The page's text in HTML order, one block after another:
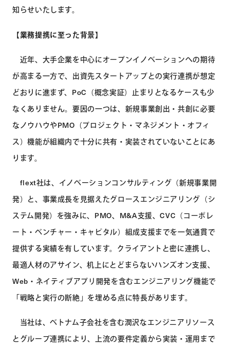
知らせいたします。
【業務提携に至った背景】
近年、大手企業を中心にオープンイノベーションへの期待
が高まる一方で、出資先スタートアップとの実行連携が想定
どおりに進まず、PoC（概念実証）止まりとなるケースも少
なくありません。要因の一つは、新規事業創出・共創に必要
なノウハウやPMO（プロジェクト・マネジメント・オフィ
ス）機能が組織内で十分に共有・実装されていないことにあ
ります。
flext社は、イノベーションコンサルティング（新規事業開
発）と、事業成長を見据えたグロースエンジニアリング（シ
ステム開発）を強みに、PMO、M&A支援、CVC（コーポレ
ート・ベンチャー・キャピタル）組成支援までを一気通貫で
提供する実績を有しています。クライアントと密に連携し、
最適人材のアサイン、机上にとどまらないハンズオン支援、
Web・ネイティブアプリ開発を含むエンジニアリング機能で
「戦略と実行の断絶」を埋める点に特長があります。
当社は、ベトナム子会社を含む潤沢なエンジニアリソース
とグループ連携により、上流の要件定義から実装・運用まで